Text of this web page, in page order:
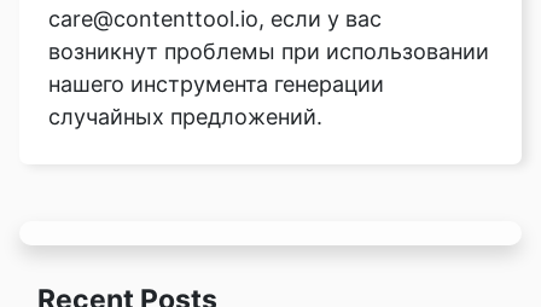
care@contenttool.io, если у вас
возникнут проблемы при использовании
нашего инструмента генерации
случайных предложений.
Recent Posts